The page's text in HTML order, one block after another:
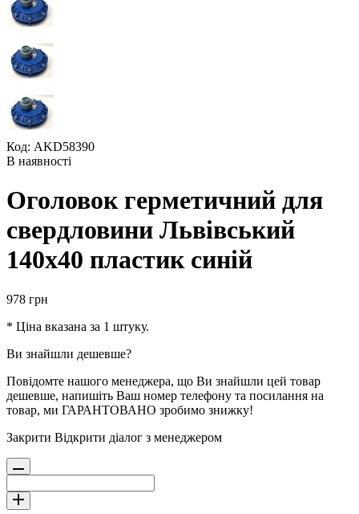
Код: AKD58390
В наявності
Оголовок герметичний для
свердловини Львівський
140х40 пластик синій
978 грн
* Ціна вказана за 1 штуку.
Ви знайшли дешевше?
Повідомте нашого менеджера, що Ви знайшли цей товар
дешевше, напишіть Ваш номер телефону та посилання на
товар, ми ГАРАНТОВАНО зробимо знижку!
Закрити Відкрити діалог з менеджером